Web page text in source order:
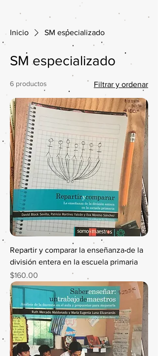
Inicio SM especializado
SM especializado
6 productos Filtrar y ordenar
Repartir y comparar la enseñanza de la
división entera en la escuela primaria
Precio
$160.00